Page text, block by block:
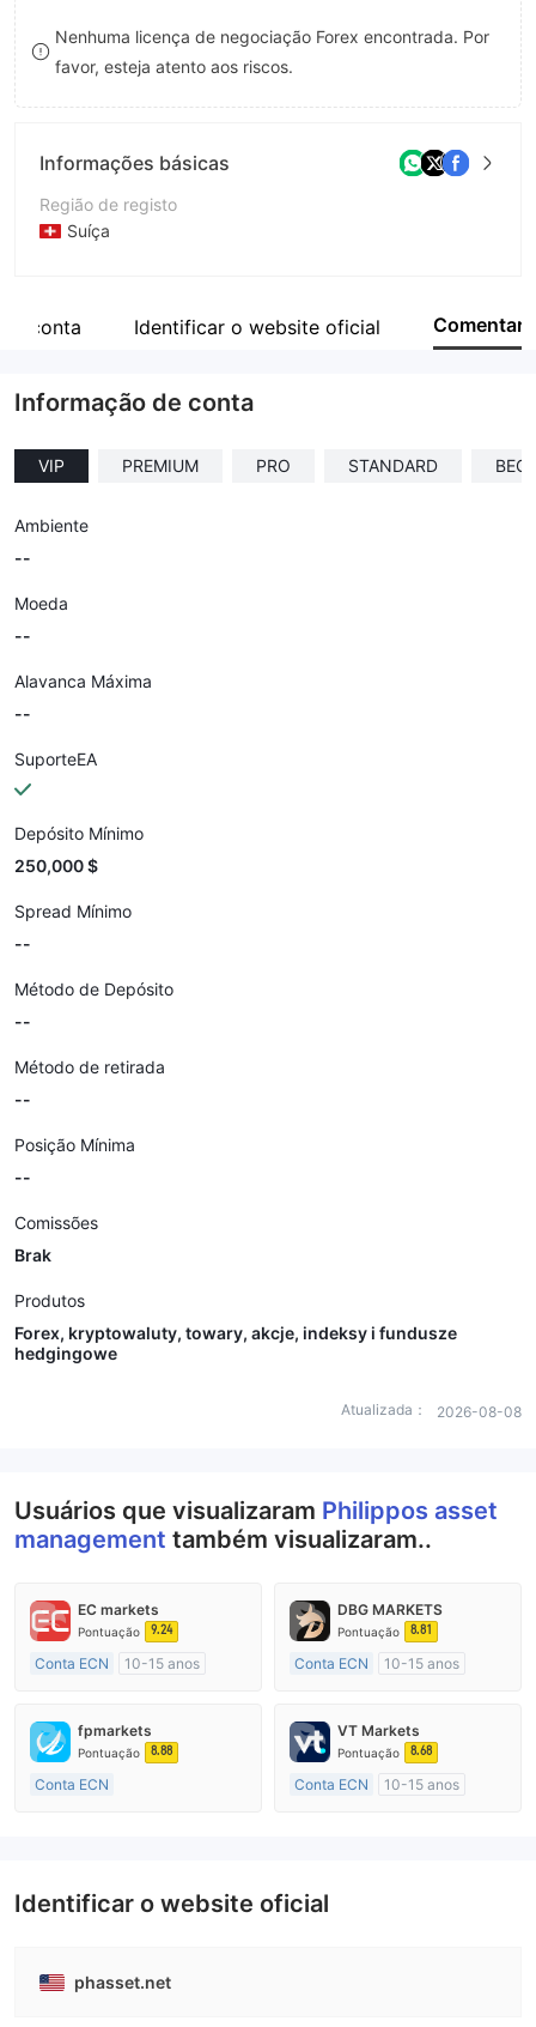
8
9
Nenhuma licença de negociação Forex encontrada. Por
favor, esteja atento aos riscos.
Informações básicas
Região de registo
Suíça
Empresa
conta Identificar o website oficial Comentar
Informação de conta
VIP PREMIUM PRO STANDARD
Ambiente
--
Moeda
--
Alavanca Máxima
--
SuporteEA
Depósito Mínimo
250,000 $
Spread Mínimo
--
Método de Depósito
--
Método de retirada
--
Posição Mínima
--
Comissões
Brak
Produtos
Forex, kryptowaluty, towary, akcje, indeksy i fundusze
hedgingowe
Atualizada： 2026-08-08
Usuários que visualizaram Philippos asset
management também visualizaram..
EC markets
Pontuação 9.24
Conta ECN
10-15 anos
Market Marketing (MM)
Etiqueta principal MT4
DBG MARKETS
Pontuação 8.81
Conta ECN
10-15 anos
Market Marketing (MM)
Etiqueta principal MT4
fpmarkets
Pontuação 8.88
Conta ECN
Etiqueta principal MT4
VT Markets
Pontuação 8.68
Conta ECN
10-15 anos
Identificar o website oficial
phasset.net